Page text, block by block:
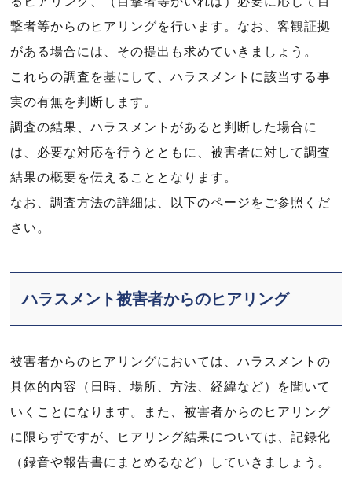
撃者等からのヒアリングを行います。なお、客観証拠
がある場合には、その提出も求めていきましょう。
これらの調査を基にして、ハラスメントに該当する事
実の有無を判断します。
調査の結果、ハラスメントがあると判断した場合に
は、必要な対応を行うとともに、被害者に対して調査
結果の概要を伝えることとなります。
なお、調査方法の詳細は、以下のページをご参照くだ
さい。
ハラスメント被害者からのヒアリング
被害者からのヒアリングにおいては、ハラスメントの
具体的内容（日時、場所、方法、経緯など）を聞いて
いくことになります。また、被害者からのヒアリング
に限らずですが、ヒアリング結果については、記録化
（録音や報告書にまとめるなど）していきましょう。